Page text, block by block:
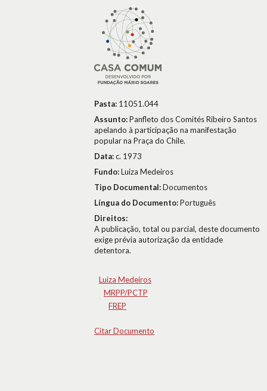
Pasta: 11051.044
Assunto:Panfleto dos Comités Ribeiro Santos
apelando à participação na manifestação
popular na Praça do Chile.
Data:c. 1973
Fundo:Luiza Medeiros
Tipo Documental:Documentos
Língua do Documento:Português
Direitos:
A publicação, total ou parcial, deste documento
exige prévia autorização da entidade
detentora.
Luiza Medeiros
MRPP/PCTP
FREP
Citar Documento